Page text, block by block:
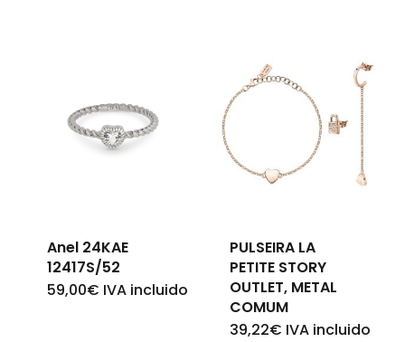
Anel 24KAE
12417S/52
59,00€ IVA incluido
PULSEIRA LA
PETITE STORY
OUTLET, METAL
COMUM
39,22€ IVA incluido